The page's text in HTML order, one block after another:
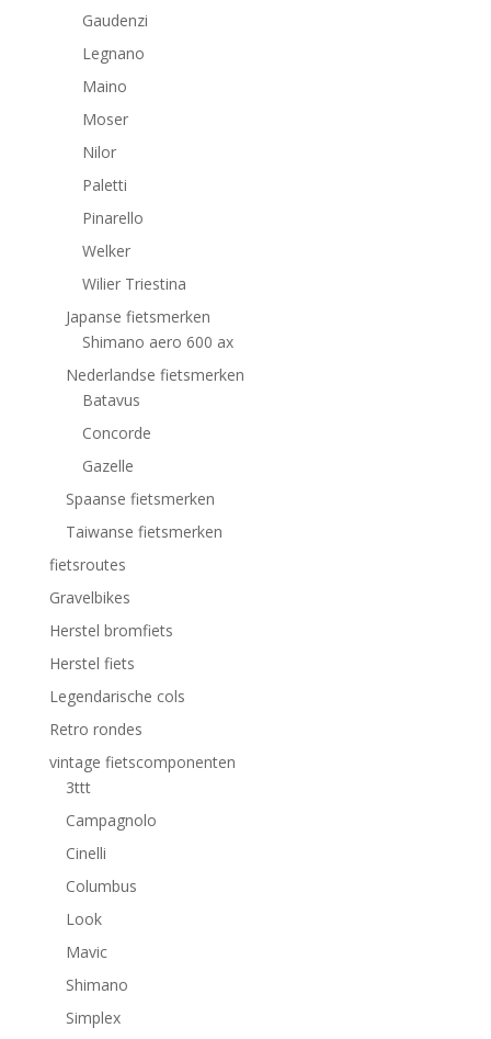
Gaudenzi
Legnano
Maino
Moser
Nilor
Paletti
Pinarello
Welker
Wilier Triestina
Japanse fietsmerken
Shimano aero 600 ax
Nederlandse fietsmerken
Batavus
Concorde
Gazelle
Spaanse fietsmerken
Taiwanse fietsmerken
fietsroutes
Gravelbikes
Herstel bromfiets
Herstel fiets
Legendarische cols
Retro rondes
vintage fietscomponenten
3ttt
Campagnolo
Cinelli
Columbus
Look
Mavic
Shimano
Simplex